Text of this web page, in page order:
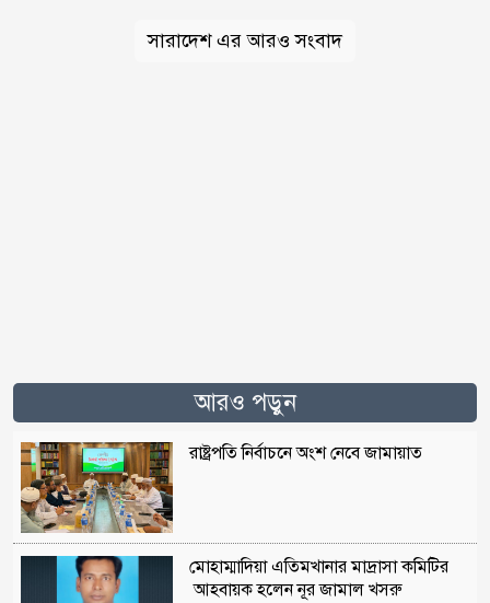
সারাদেশ এর আরও সংবাদ
আরও পড়ুন
রাষ্ট্রপতি নির্বাচনে অংশ নেবে জামায়াত
মোহাম্মাদিয়া এতিমখানার মাদ্রাসা কমিটির
আহবায়ক হলেন নূর জামাল খসরু